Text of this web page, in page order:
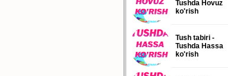
Tushda Hovuz
ko'rish
Tush tabiri -
Tushda Hassa
ko'rish